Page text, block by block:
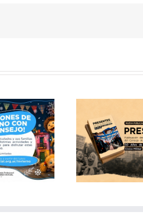
Archivo
del Consejo
Social CABA
El
Rueda